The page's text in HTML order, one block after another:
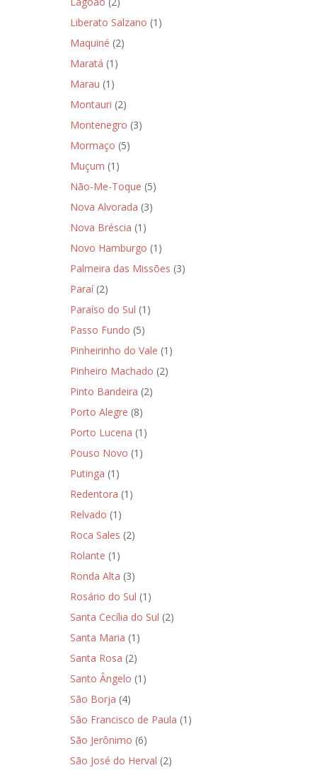
Liberato Salzano (1)
Maquiné (2)
Maratá (1)
Marau (1)
Montauri (2)
Montenegro (3)
Mormaço (5)
Muçum (1)
Não-Me-Toque (5)
Nova Alvorada (3)
Nova Bréscia (1)
Novo Hamburgo (1)
Palmeira das Missões (3)
Paraí(2)
Paraíso do Sul (1)
Passo Fundo (5)
Pinheirinho do Vale (1)
Pinheiro Machado (2)
Pinto Bandeira (2)
Porto Alegre (8)
Porto Lucena (1)
Pouso Novo (1)
Putinga (1)
Redentora (1)
Relvado (1)
Roca Sales (2)
Rolante (1)
Ronda Alta (3)
Rosário do Sul (1)
Santa Cecília do Sul (2)
Santa Maria (1)
Santa Rosa (2)
Santo Ângelo (1)
São Borja (4)
São Francisco de Paula (1)
São Jerônimo (6)
São José do Herval (2)